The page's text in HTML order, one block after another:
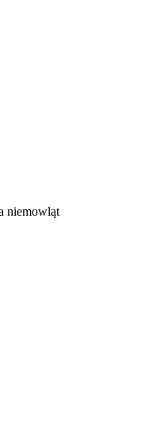
niemowląt